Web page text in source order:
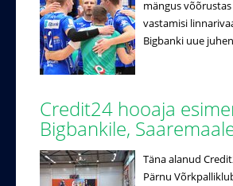
mängus
vastamisi
Bigbanki uue
Credit24 hooaja
Bigbankile,
Täna alanud
Pärnu